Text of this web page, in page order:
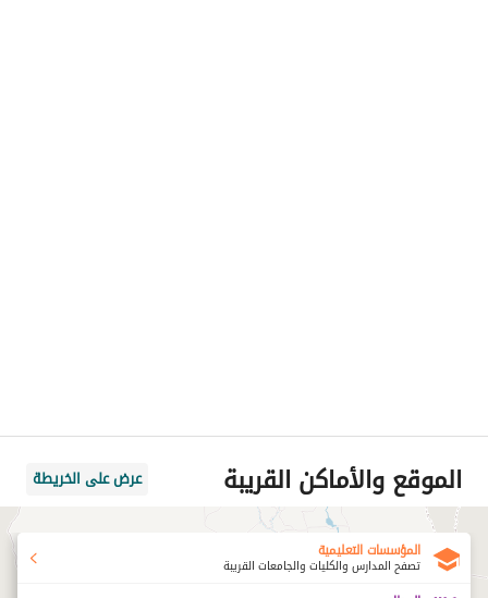
الموقع والأماكن القريبة عرض على الخريطة
المؤسسات التعليمية
تصفح المدارس والكليات والجامعات القريبة